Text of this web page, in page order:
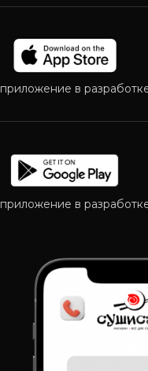
приложение в
приложение в